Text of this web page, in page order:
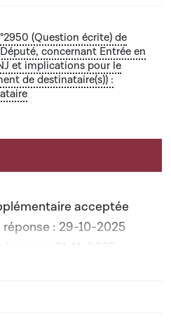
(Question écrite) de
concernant Entrée en
et implications pour le
de destinataire(s)) :
acceptée
: 29-10-2025
: 21-11-2025
à afficher ou cacher tous les